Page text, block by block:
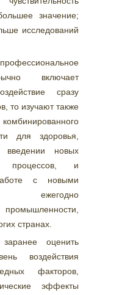
значение;
исследований
включает
сразу
то изучают также
для здоровья,
введении новых
процессов, и
с новыми
ежегодно
странах.
оценить
воздействия
факторов,
эффекты